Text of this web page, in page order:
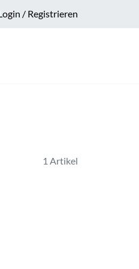
/ Registrieren
1 Artikel